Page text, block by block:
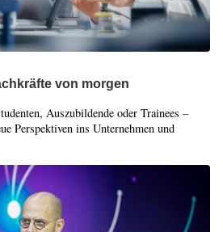
von morgen
Auszubildende oder Trainees –
Perspektiven ins Unternehmen und